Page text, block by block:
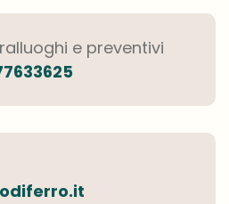
e preventivi